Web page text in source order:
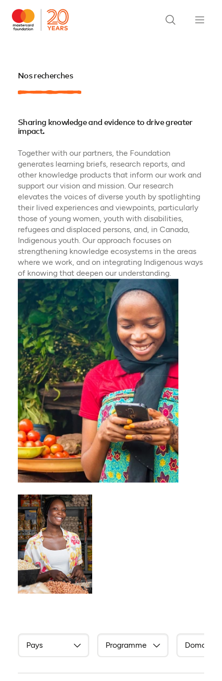
Nos recherches
Sharing knowledge and evidence to drive greater
impact.
Together with our partners, the Foundation
generates learning briefs, research reports, and
other knowledge products that inform our work and
support our vision and mission. Our research
elevates the voices of diverse youth by spotlighting
their lived experiences and viewpoints, particularly
those of young women, youth with disabilities,
refugees and displaced persons, and, in Canada,
Indigenous youth. Our approach focuses on
strengthening knowledge ecosystems in the areas
where we work, and on integrating Indigenous ways
of knowing that deepen our understanding.